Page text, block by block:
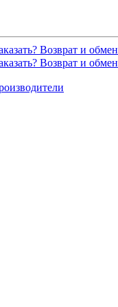
Возврат и обмен
Возврат и обмен